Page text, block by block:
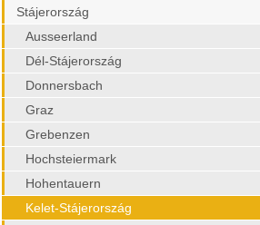
Stájerország
Ausseerland
Dél-Stájerország
Donnersbach
Graz
Grebenzen
Hochsteiermark
Hohentauern
Kelet-Stájerország